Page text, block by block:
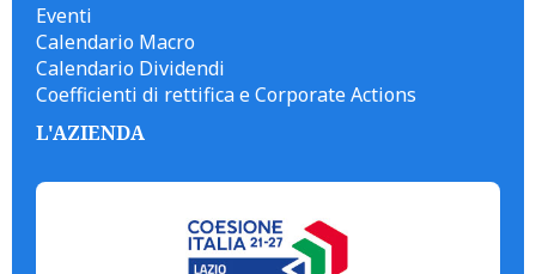
Eventi
Calendario Macro
Calendario Dividendi
Coefficienti di rettifica e Corporate Actions
L'AZIENDA